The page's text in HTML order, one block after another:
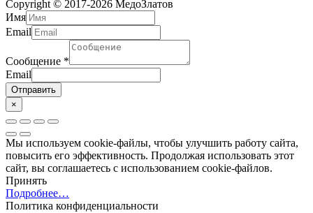
Copyright © 2017-2026 МедоЗлатов
Имя
Email
Сообщение *
Email
Отправить
×
Мы используем cookie-файлы, чтобы улучшить работу сайта,
повысить его эффективность. Продолжая использовать этот
сайт, вы соглашаетесь с использованием cookie-файлов.
Принять
Подробнее…
Политика конфиденциальности